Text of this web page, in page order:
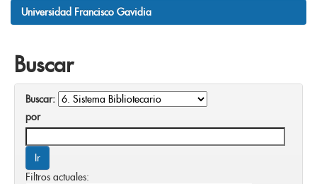
Universidad Francisco Gavidia
Buscar
Buscar:
por
Filtros actuales: